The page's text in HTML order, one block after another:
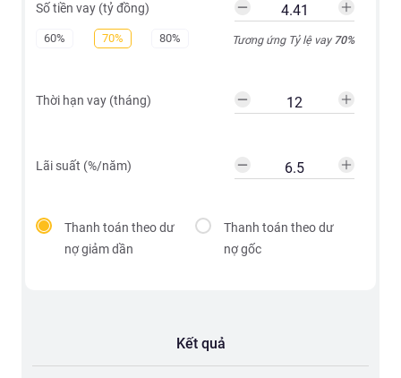
Số tiền vay (tỷ đồng)
60% 70% 80% Tương ứng Tỷ lệ vay70%
Thời hạn vay (tháng)
Lãi suất (%/năm)
Thanh toán theo dư
nợ giảm dần
Thanh toán theo dư
nợ gốc
Kết quả